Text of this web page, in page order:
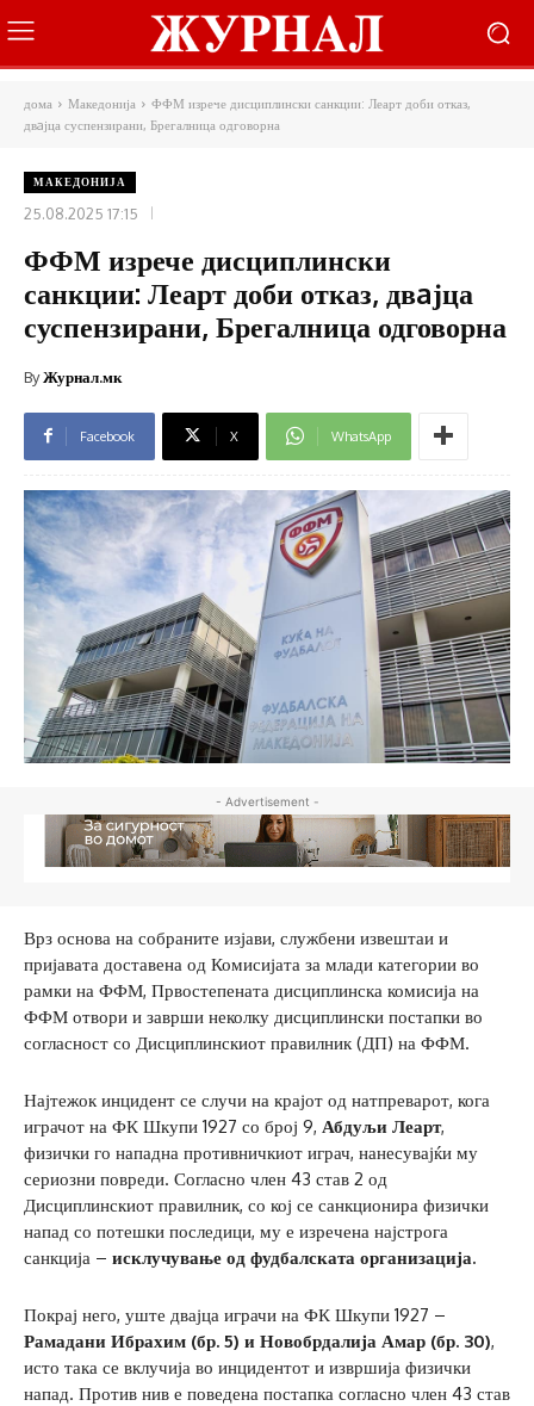
дома Македонија
ФФМ изрече дисциплински санкции: Леарт доби отказ,
двaјца суспензирани, Брегалница одговорна
МАКЕДОНИЈА
25.08.2025 17:15
ФФМ изрече дисциплински
санкции: Леарт доби отказ, двaјца
суспензирани, Брегалница одговорна
ByЖурнал.мк
Facebook X WhatsApp
- Advertisement -
Врз основа на собраните изјави, службени извештаи и
пријавата доставена од Комисијата за млади категории во
рамки на ФФМ, Првостепената дисциплинска комисија на
ФФМ отвори и заврши неколку дисциплински постапки во
согласност со Дисциплинскиот правилник (ДП) на ФФМ.
Најтежок инцидент се случи на крајот од натпреварот, кога
играчот на ФК Шкупи 1927 со број 9, Абдуљи Леарт,
физички го нападна противничкиот играч, нанесувајќи му
сериозни повреди. Согласно член 43 став 2 од
Дисциплинскиот правилник, со кој се санкционира физички
напад со потешки последици, му е изречена најстрога
санкција – исклучување од фудбалската организација.
Покрај него, уште двајца играчи на ФК Шкупи 1927 –
Рамадани Ибрахим (бр. 5) и Новобрдалија Амар (бр. 30),
исто така се вклучија во инцидентот и извршија физички
напад. Против нив е поведена постапка согласно член 43 став